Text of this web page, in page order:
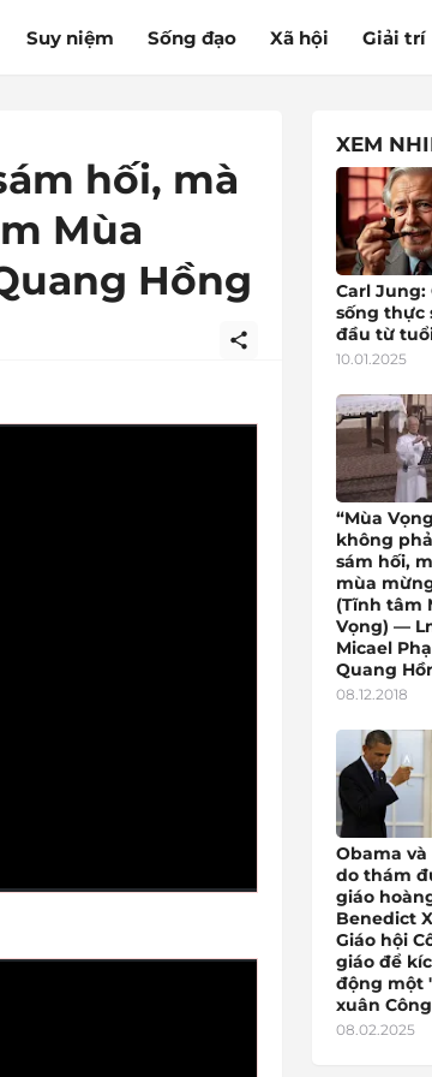
Suy niệm Sống đạo Xã hội Giải trí
hối, mà
Mùa
Hồng
XEM
Carl Jung:
sống thực
đầu từ
10.01.2025
“Mùa Vọng
không
sám hối,
mùa
(Tĩnh tâm
Vọng) —
Micael
Quang
08.12.2018
Obama và
do thám
giáo
Benedict
Giáo hội
giáo để
động một
xuân
08.02.2025